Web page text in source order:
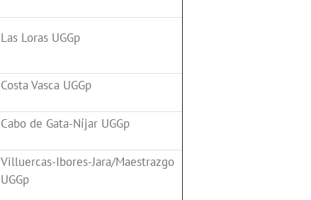
Las Loras UGGp
Costa Vasca UGGp
Cabo de Gata-Níjar UGGp
Villuercas-Ibores-Jara/Maestrazgo
UGGp